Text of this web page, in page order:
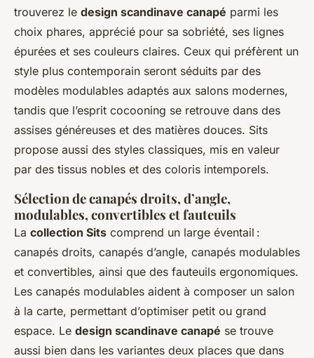
trouverez le design scandinave canapé parmi les
choix phares, apprécié pour sa sobriété, ses lignes
épurées et ses couleurs claires. Ceux qui préfèrent un
style plus contemporain seront séduits par des
modèles modulables adaptés aux salons modernes,
tandis que l’esprit cocooning se retrouve dans des
assises généreuses et des matières douces. Sits
propose aussi des styles classiques, mis en valeur
par des tissus nobles et des coloris intemporels.
Sélection de canapés droits, d’angle,
modulables, convertibles et fauteuils
La collection Sits comprend un large éventail :
canapés droits, canapés d’angle, canapés modulables
et convertibles, ainsi que des fauteuils ergonomiques.
Les canapés modulables aident à composer un salon
à la carte, permettant d’optimiser petit ou grand
espace. Le design scandinave canapé se trouve
aussi bien dans les variantes deux places que dans